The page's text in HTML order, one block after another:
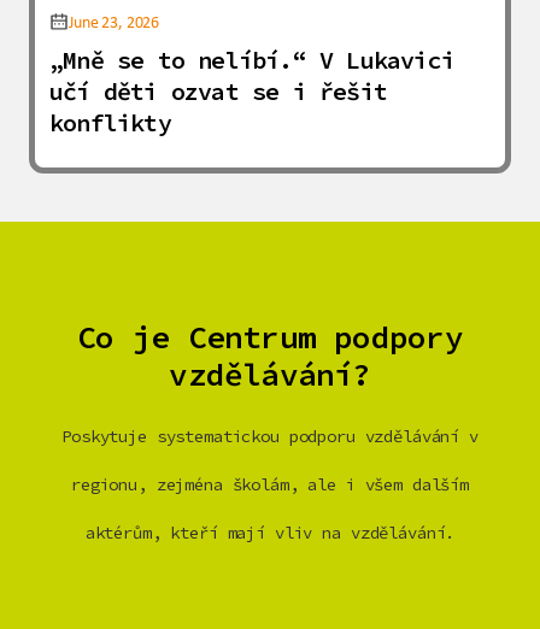
June 23, 2026
„Mně se to nelíbí.“ V Lukavici
učí děti ozvat se i řešit
konflikty
Co je Centrum podpory
vzdělávání?
Poskytuje systematickou podporu vzdělávání v
regionu, zejména školám, ale i všem dalším
aktérům, kteří mají vliv na vzdělávání.